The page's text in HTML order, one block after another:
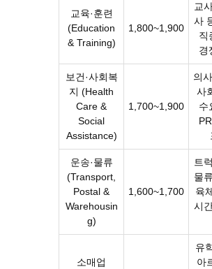
교육·훈련
(Education
& Training)
1,800~1,900
교
사
직
경
보건·사회복
지 (Health
Care &
Social
Assistance)
1,700~1,900
의
사
수
운송·물류
(Transport,
Postal &
Warehousin
g)
1,600~1,700
트
물
육
시
소매업
유
아